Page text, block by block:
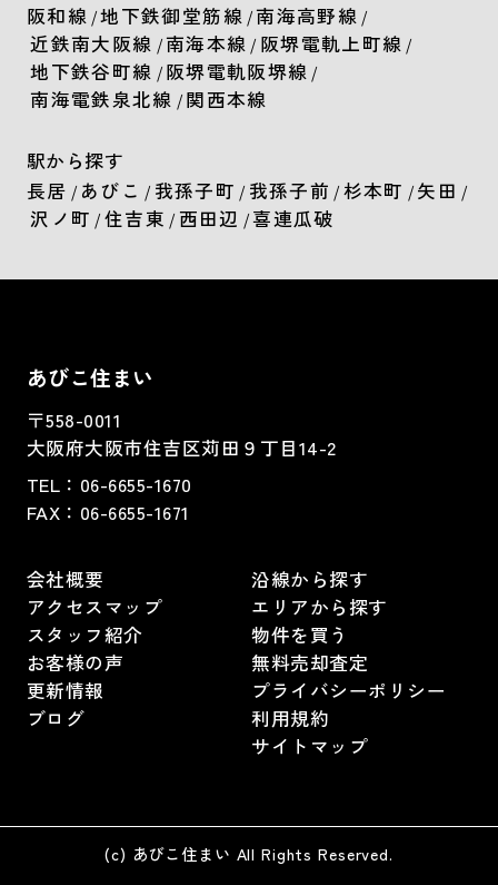
阪和線 /地下鉄御堂筋線 /南海高野線 /
近鉄南大阪線 /南海本線 / 阪堺電軌上町線 /
地下鉄谷町線 / 阪堺電軌阪堺線 /
南海電鉄泉北線 / 関西本線
駅から探す
長居 / あびこ / 我孫子町 / 我孫子前 / 杉本町 / 矢田 /
沢ノ町 / 住吉東 / 西田辺 /喜連瓜破
あびこ住まい
〒558-0011
大阪府大阪市住吉区苅田９丁目14-2
TEL： 06-6655-1670
FAX： 06-6655-1671
会社概要
アクセスマップ
スタッフ紹介
お客様の声
更新情報
ブログ
沿線から探す
エリアから探す
物件を買う
無料売却査定
プライバシーポリシー
利用規約
サイトマップ
(c) あびこ住まい All Rights Reserved.